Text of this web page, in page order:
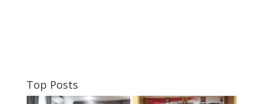
Top Posts